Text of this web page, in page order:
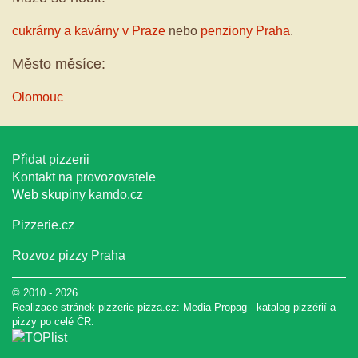
cukrárny a kavárny v Praze nebo penziony Praha.
Město měsíce:
Olomouc
Přidat pizzerii
Kontakt na provozovatele
Web skupiny kamdo.cz
Pizzerie.cz
Rozvoz pizzy Praha
© 2010 - 2026
Realizace stránek pizzerie-pizza.cz: Media Propag - katalog pizzérií a
pizzy po celé ČR.